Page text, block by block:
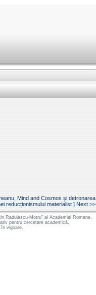
Mind and Cosmos și detronarea
reducționismului materialist ] Next >>
Radulescu-Motru" al Academiei Romane,
pentru cercetare academică,
vigoare.